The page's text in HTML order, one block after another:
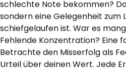
schlechte Note bekommen?
sondern eine Gelegenheit zum
schiefgelaufen ist. War es
Fehlende Konzentration? Eine
Betrachte den Misserfolg als
Urteil über deinen Wert. Jede